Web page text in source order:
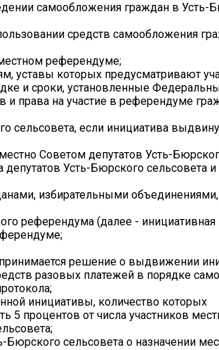
самообложения граждан в Усть-
средств самообложения
референдуме;
уставы которых предусматривают
и сроки, установленные
и права на участие в референдуме
сельсовета, если инициатива
Советом депутатов Усть-
Усть-Бюрского сельсовета и
избирательными
референдума (далее - инициативная
решение о выдвижении
разовых платежей в порядке
инициативы, количество которых
5 процентов от числа участников
сельсовета о назначении